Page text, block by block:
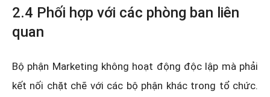
2.4 Phối hợp với các phòng ban liên
quan
Bộ phận Marketing không hoạt động độc lập mà phải
kết nối chặt chẽ với các bộ phận khác trong tổ chức.